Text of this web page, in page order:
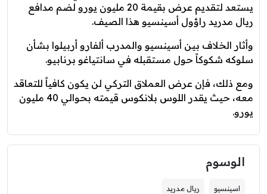
يستعد لتقديم عرض بقيمة 20 مليون يورو لضم مدافع
ريال مدريد راؤول أسينسيو هذا الصيف.
وأثار الخلاف بين أسينسيو والمدرب ألفارو أربيلوا بشأن
سلوكه شكوكاً حول مستقبله في سانتياغو برنابيو.
ومع ذلك، فإن عرض العملاق التركي لن يكون كافياً للتعاقد
معه، حيث يقدر اللوس بلانكوس قيمته بحوالي 40 مليون
يورو.
الوسوم
اسينسيو ريال مدريد